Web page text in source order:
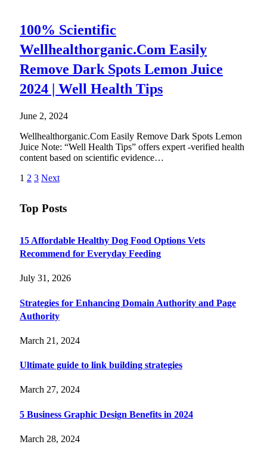
100% Scientific
Wellhealthorganic.Com Easily
Remove Dark Spots Lemon Juice
2024 | Well Health Tips
June 2, 2024
Wellhealthorganic.Com Easily Remove Dark Spots Lemon
Juice Note: “Well Health Tips” offers expert -verified health
content based on scientific evidence…
1 2 3 Next
Top Posts
15 Affordable Healthy Dog Food Options Vets
Recommend for Everyday Feeding
July 31, 2026
Strategies for Enhancing Domain Authority and Page
Authority
March 21, 2024
Ultimate guide to link building strategies
March 27, 2024
5 Business Graphic Design Benefits in 2024
March 28, 2024